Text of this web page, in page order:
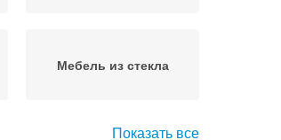
Мебель из стекла
Показать все